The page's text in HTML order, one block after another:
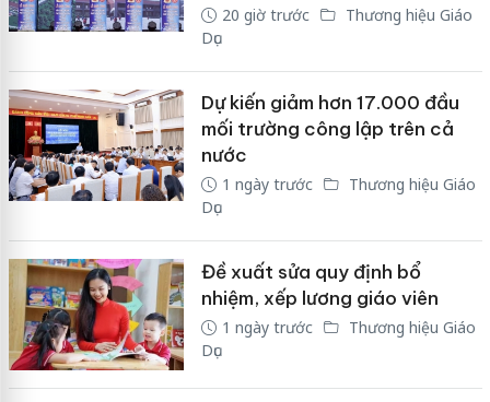
20 giờ trước
Thương hiệu Giáo
Dục
Dự kiến giảm hơn 17.000 đầu
mối trường công lập trên cả
nước
1 ngày trước
Thương hiệu Giáo
Dục
Đề xuất sửa quy định bổ
nhiệm, xếp lương giáo viên
1 ngày trước
Thương hiệu Giáo
Dục